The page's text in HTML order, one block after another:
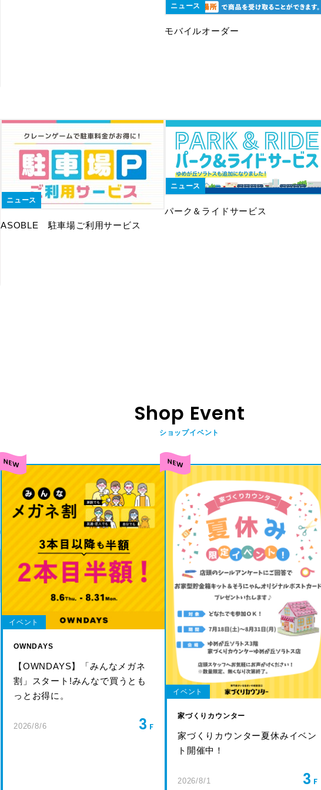
ニュース
モバイルオーダー
ニュース
ASOBLE 駐車場ご利用サービス
ニュース
パーク＆ライドサービス
Shop Event
ショップイベント
イベント
OWNDAYS
【OWNDAYS】「みんなメガネ
割」スタート!みんなで買うとも
っとお得に。
2026/8/6 3
イベント
家づくりカウンター
家づくりカウンター夏休みイベン
ト開催中！
2026/8/1 3